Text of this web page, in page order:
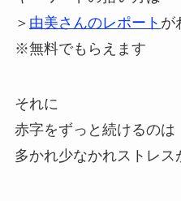
＞ 由美さんのレポート が
※無料でもらえます
それに
赤字をずっと続けるのは
多かれ少なかれストレス